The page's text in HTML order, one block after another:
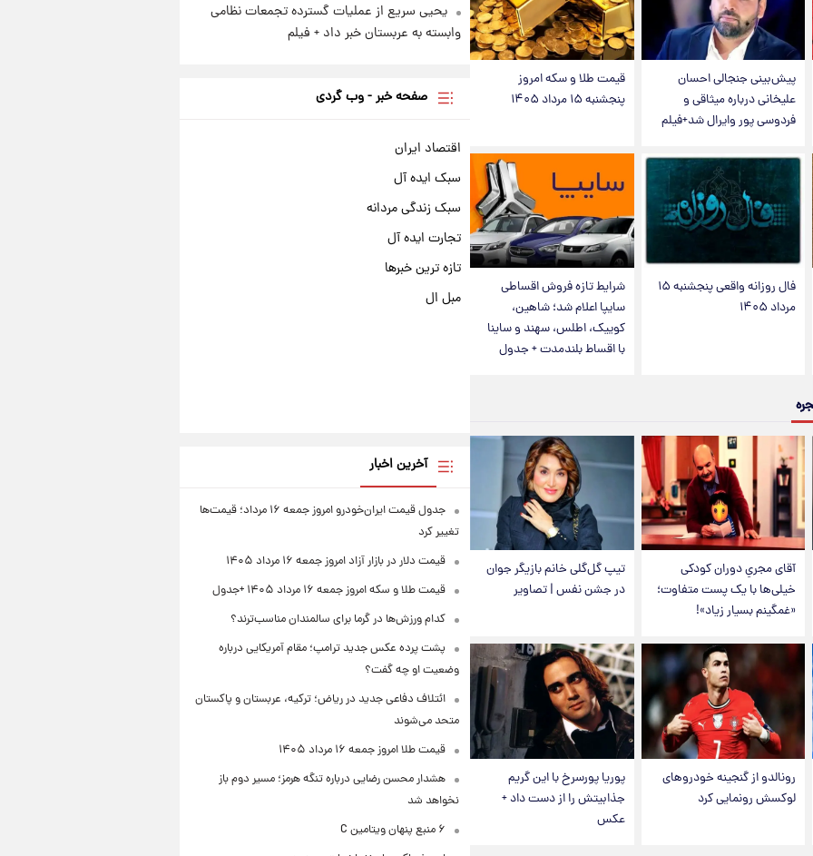
پیش‌بینی جنجالی احسان
علیخانی درباره میثاقی و
فردوسی پور وایرال شد+فیلم
قیمت طلا و سکه امروز
پنجشنبه ۱۵ مرداد ۱۴۰۵
فال روزانه واقعی پنجشنبه ۱۵
مرداد ۱۴۰۵
شرایط تازه فروش اقساطی
سایپا اعلام شد؛ شاهین،
کوییک، اطلس، سهند و ساینا
با اقساط بلندمدت + جدول
آقای مجریِ دوران کودکی
خیلی‌ها با یک پست متفاوت؛
«غمگینم بسیار زیاد»!
تیپ گل‌گلی خانم بازیگر جوان
در جشن نفس | تصاویر
رونالدو از گنجینه خودروهای
لوکسش رونمایی کرد
پوریا پورسرخ با این گریم
جذابیتش را از دست داد +
عکس
یحیی سریع از عملیات گسترده تجمعات نظامی
وابسته به عربستان خبر داد + فیلم
صفحه خبر - وب گردی
اقتصاد ایران
سبک ایده آل
سبک زندگی مردانه
تجارت ایده آل
تازه ترین خبرها
مبل ال
آخرین اخبار
جدول قیمت ایران‌خودرو امروز جمعه ۱۶ مرداد؛ قیمت‌ها
تغییر کرد
قیمت دلار در بازار آزاد امروز جمعه ۱۶ مرداد ۱۴۰۵
قیمت طلا و سکه امروز جمعه ۱۶ مرداد ۱۴۰۵ +جدول
کدام ورزش‌ها در گرما برای سالمندان مناسب‌ترند؟
پشت پرده عکس جدید ترامپ؛ مقام آمریکایی درباره
وضعیت او چه گفت؟
ائتلاف دفاعی جدید در ریاض؛ ترکیه، عربستان و پاکستان
متحد می‌شوند
قیمت طلا امروز جمعه ۱۶ مرداد ۱۴۰۵
هشدار محسن رضایی درباره تنگه هرمز؛ مسیر دوم باز
نخواهد شد
۶ منبع پنهان ویتامین C